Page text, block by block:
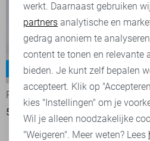
Lyon -50%
Pierre Cardin Jeans
50,00
99,99
Analytische cookies
Marketing cookies
werkt. Daarnaast gebruiken
partners analytische en
gedrag anoniem te
content te tonen en relevante
bieden. Je kunt zelf bepalen
accepteert. Klik op
kies "Instellingen" om je
Wil je alleen noodzakelijke
"Weigeren". Meer weten? Lees